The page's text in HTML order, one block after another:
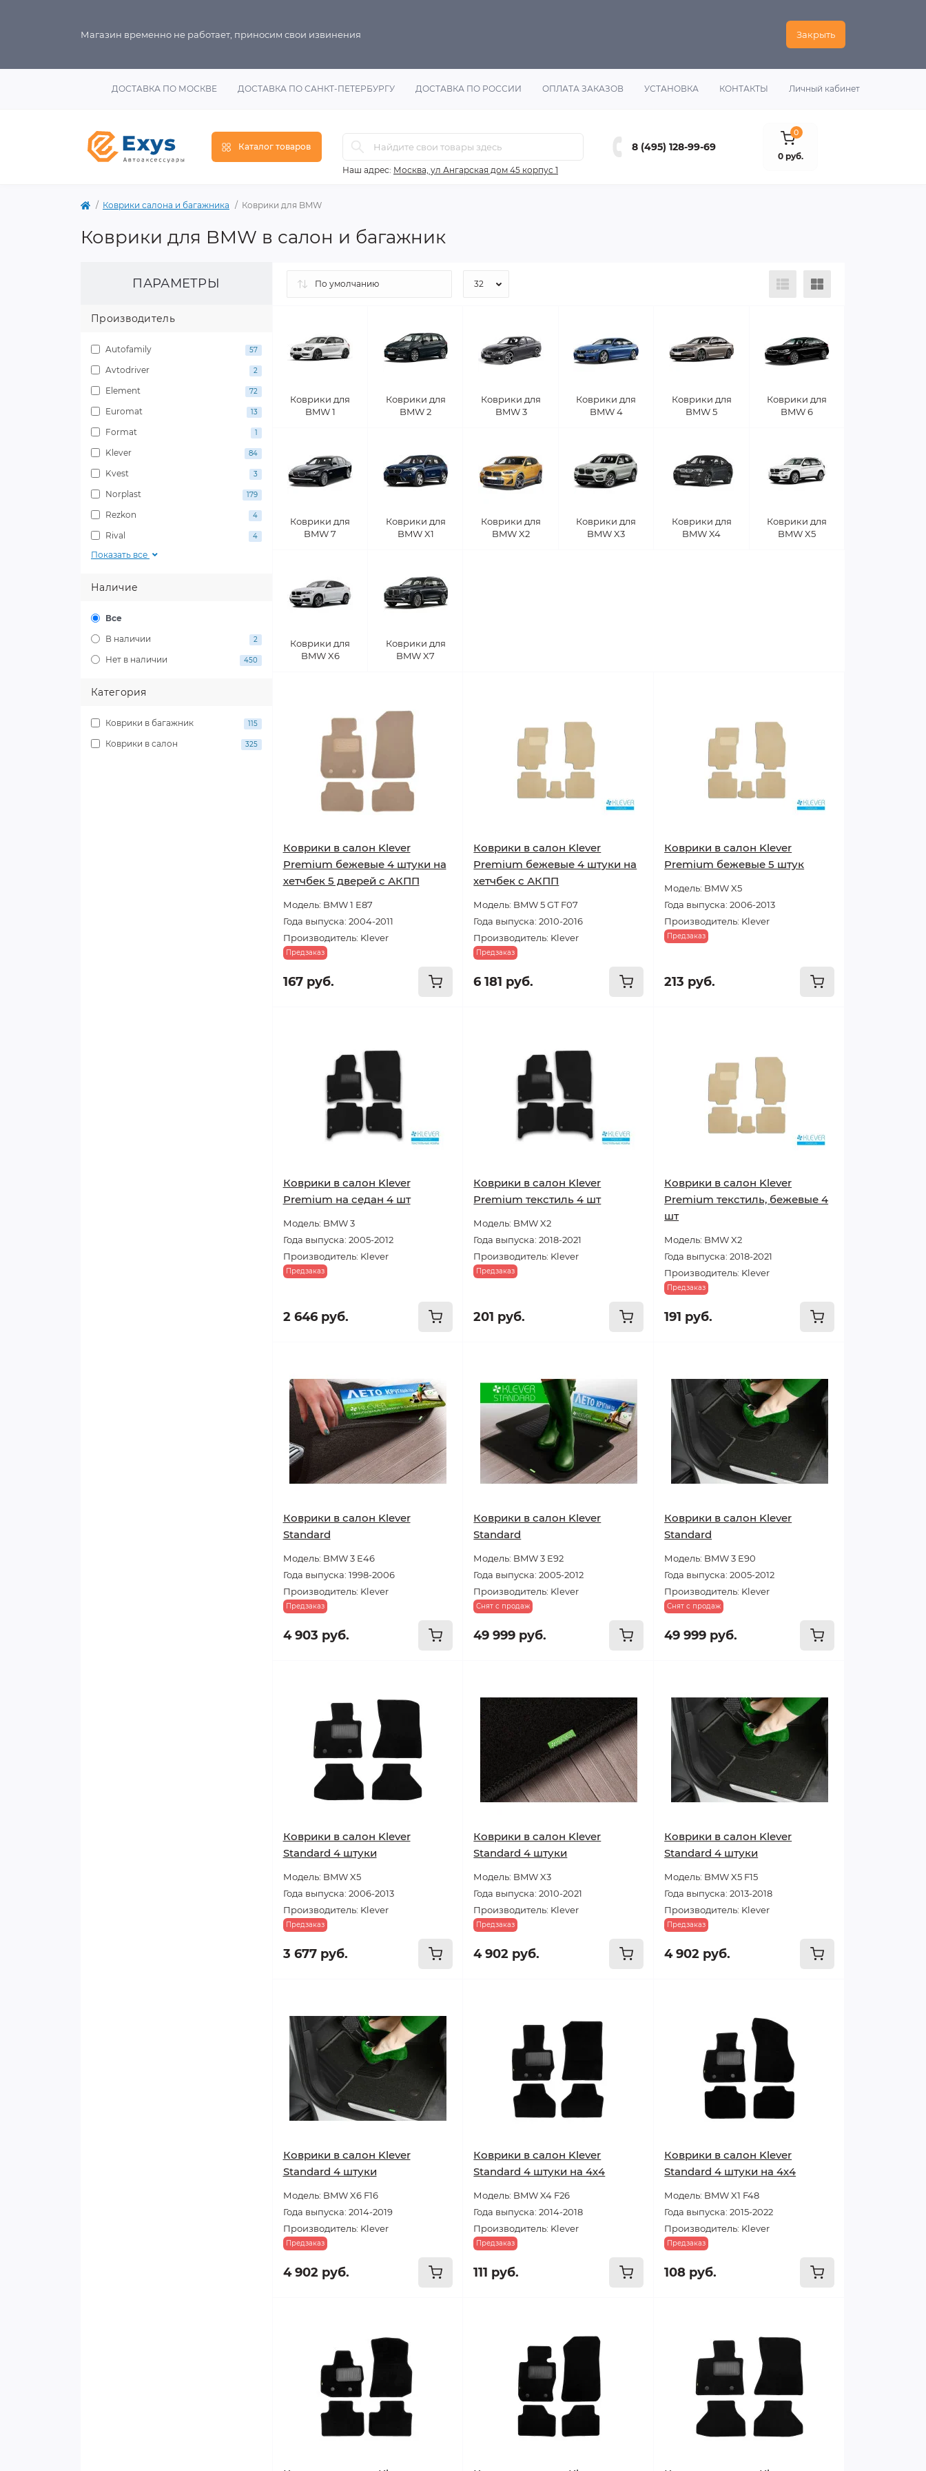
Магазин временно не работает, приносим свои извинения Закрыть
ДОСТАВКА ПО МОСКВЕ ДОСТАВКА ПО САНКТ-ПЕТЕРБУРГУ ДОСТАВКА ПО РОССИИ ОПЛАТА ЗАКАЗОВ УСТАНОВКА КОНТАКТЫ Личный кабинет
Каталог товаров
Наш адрес: Москва, ул Ангарская дом 45 корпус 1
8 (495) 128-99-69
0
0 руб.
Коврики салона и багажника Коврики для BMW
Коврики для BMW в салон и багажник
ПАРАМЕТРЫ
Производитель
Autofamily 57
Avtodriver 2
Element 72
Euromat 13
Format 1
Klever 84
Kvest 3
Norplast 179
Rezkon 4
Rival 4
Показать все
Наличие
Все
В наличии
2
Нет в наличии 450
Категория
Коврики в багажник 115
Коврики в салон 325
Коврики для
BMW 1
Коврики для
BMW 2
Коврики для
BMW 3
Коврики для
BMW 4
Коврики для
BMW 5
Коврики для
BMW 6
Коврики для
BMW 7
Коврики для
BMW X1
Коврики для
BMW X2
Коврики для
BMW X3
Коврики для
BMW X4
Коврики для
BMW X5
Коврики для
BMW X6
Коврики для
BMW X7
Коврики в салон Klever
Premium бежевые 4 штуки на
хетчбек 5 дверей с АКПП
Модель: BMW 1 E87
Года выпуска: 2004-2011
Производитель: Klever
Предзаказ
167 руб.
Коврики в салон Klever
Premium бежевые 4 штуки на
хетчбек с АКПП
Модель: BMW 5 GT F07
Года выпуска: 2010-2016
Производитель: Klever
Предзаказ
6 181 руб.
Коврики в салон Klever
Premium бежевые 5 штук
Модель: BMW X5
Года выпуска: 2006-2013
Производитель: Klever
Предзаказ
213 руб.
Коврики в салон Klever
Premium на седан 4 шт
Модель: BMW 3
Года выпуска: 2005-2012
Производитель: Klever
Предзаказ
2 646 руб.
Коврики в салон Klever
Premium текстиль 4 шт
Модель: BMW X2
Года выпуска: 2018-2021
Производитель: Klever
Предзаказ
201 руб.
Коврики в салон Klever
Premium текстиль, бежевые 4
шт
Модель: BMW X2
Года выпуска: 2018-2021
Производитель: Klever
Предзаказ
191 руб.
Коврики в салон Klever
Standard
Модель: BMW 3 E46
Года выпуска: 1998-2006
Производитель: Klever
Предзаказ
4 903 руб.
Коврики в салон Klever
Standard
Модель: BMW 3 E92
Года выпуска: 2005-2012
Производитель: Klever
Снят с продаж
49 999 руб.
Коврики в салон Klever
Standard
Модель: BMW 3 E90
Года выпуска: 2005-2012
Производитель: Klever
Снят с продаж
49 999 руб.
Коврики в салон Klever
Standard 4 штуки
Модель: BMW X5
Года выпуска: 2006-2013
Производитель: Klever
Предзаказ
3 677 руб.
Коврики в салон Klever
Standard 4 штуки
Модель: BMW X3
Года выпуска: 2010-2021
Производитель: Klever
Предзаказ
4 902 руб.
Коврики в салон Klever
Standard 4 штуки
Модель: BMW X5 F15
Года выпуска: 2013-2018
Производитель: Klever
Предзаказ
4 902 руб.
Коврики в салон Klever
Standard 4 штуки
Модель: BMW X6 F16
Года выпуска: 2014-2019
Производитель: Klever
Предзаказ
4 902 руб.
Коврики в салон Klever
Standard 4 штуки на 4х4
Модель: BMW X4 F26
Года выпуска: 2014-2018
Производитель: Klever
Предзаказ
111 руб.
Коврики в салон Klever
Standard 4 штуки на 4х4
Модель: BMW X1 F48
Года выпуска: 2015-2022
Производитель: Klever
Предзаказ
108 руб.